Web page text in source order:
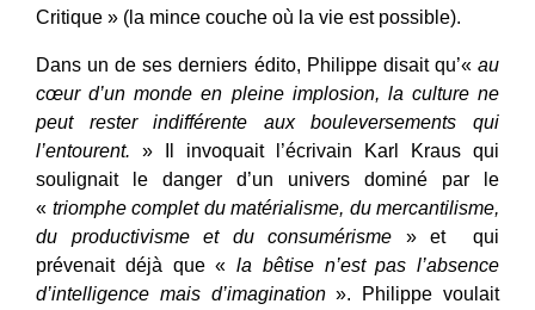
Critique » (la mince couche où la vie est possible).
Dans un de ses derniers édito, Philippe disait qu’« au
cœur d’un monde en pleine implosion, la culture ne
peut rester indifférente aux bouleversements qui
l’entourent. » Il invoquait l’écrivain Karl Kraus qui
soulignait le danger d’un univers dominé par le
« triomphe complet du matérialisme, du mercantilisme,
du productivisme et du consumérisme » et qui
prévenait déjà que « la bêtise n’est pas l’absence
d’intelligence mais d’imagination». Philippe voulait